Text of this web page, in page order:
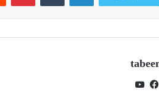
فيسبوك